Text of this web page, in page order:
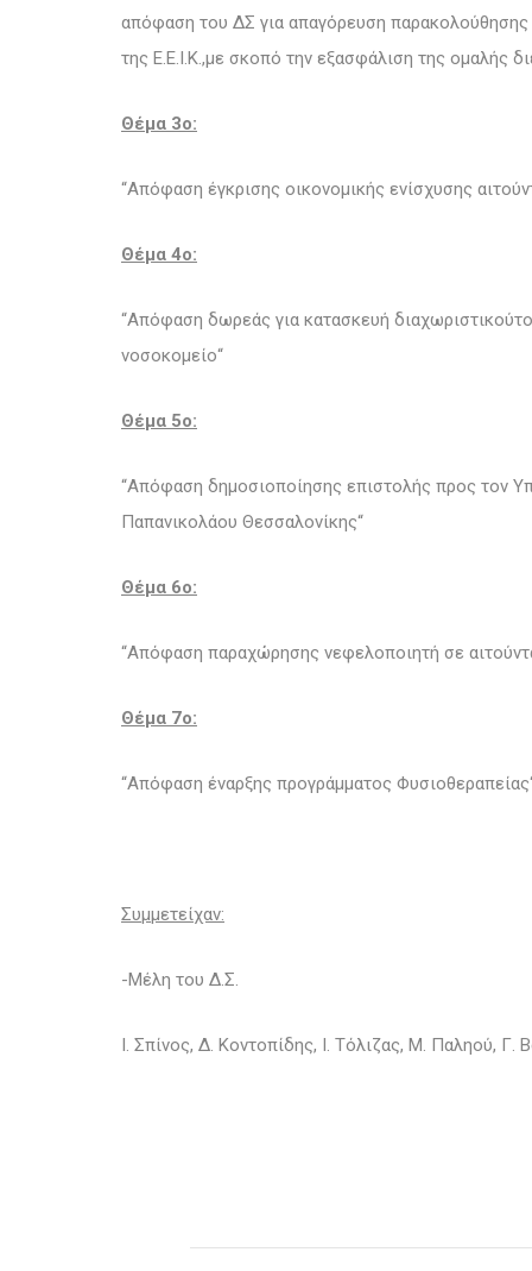
απόφαση του ΔΣ για απαγόρευση
της Ε.Ε.Ι.Κ.,με σκοπό την εξασφάλιση της ομαλής
Θέμα 3o:
“Απόφαση έγκρισης οικονομικής ενίσχυσης
Θέμα 4o:
“Απόφαση δωρεάς για κατασκευή
νοσοκομείο“
Θέμα 5o:
“Απόφαση δημοσιοποίησης επιστολής προς τον
Παπανικολάου Θεσσαλονίκης“
Θέμα 6o:
“Απόφαση παραχώρησης νεφελοποιητή σε
Θέμα 7o:
“Απόφαση έναρξης προγράμματος
Συμμετείχαν:
-Μέλη του Δ.Σ.
Ι. Σπίνος, Δ. Κοντοπίδης, Ι. Τόλιζας, Μ. Παληού,